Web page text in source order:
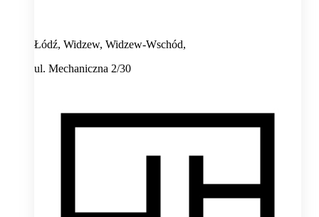
Łódź, Widzew, Widzew-Wschód,
ul. Mechaniczna 2/30